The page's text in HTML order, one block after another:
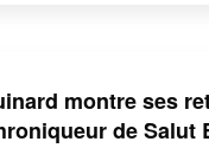
montre ses
de Salut